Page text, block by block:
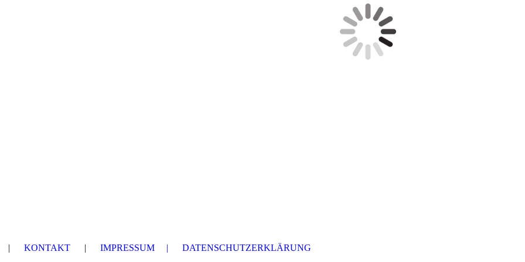
| KONTAKT | IMPRESSUM | DATENSCHUTZERKLÄRUNG